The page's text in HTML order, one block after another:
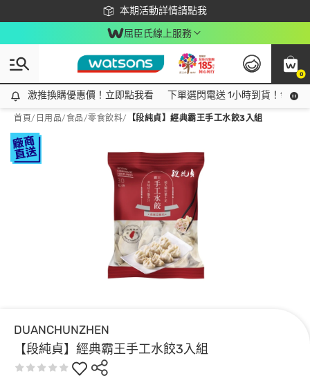
本期活動詳情請點我
下載app最高回饋$350
屈臣氏線上服務
0
激推換購優惠價！立即點我看
激推換購優惠價！立即點我看 下單選閃電送 1小時到貨！領神
首頁/ 日用品/食品/零食飲料/ 【段純貞】經典霸王手工水餃3入組
DUANCHUNZHEN
【段純貞】經典霸王手工水餃3入組